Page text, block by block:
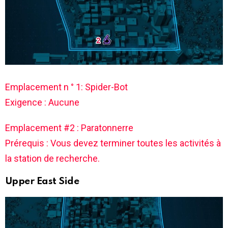
Emplacement n ° 1: Spider-Bot
Exigence : Aucune
Emplacement #2 : Paratonnerre
Prérequis : Vous devez terminer toutes les activités à
la station de recherche.
Upper East Side